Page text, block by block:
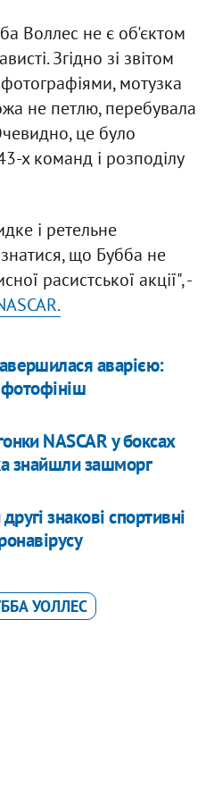
Воллес не є об'єктом
Згідно зі звітом
мотузка
не петлю, перебувала
це було
х команд і розподілу
і ретельне
що Бубба не
расистської акції", -
.
аварією:
NASCAR у боксах
знайшли зашморг
знакові спортивні
УОЛЛЕС